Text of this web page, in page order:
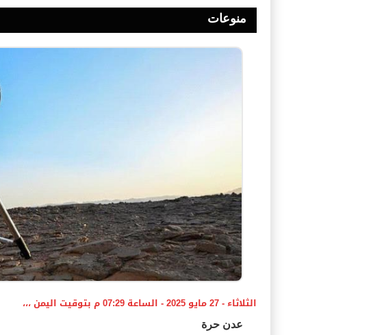
منوعات
الثلاثاء - 27 مايو 2025 - الساعة 07:29 م بتوقيت اليمن ،،،
عدن حرة